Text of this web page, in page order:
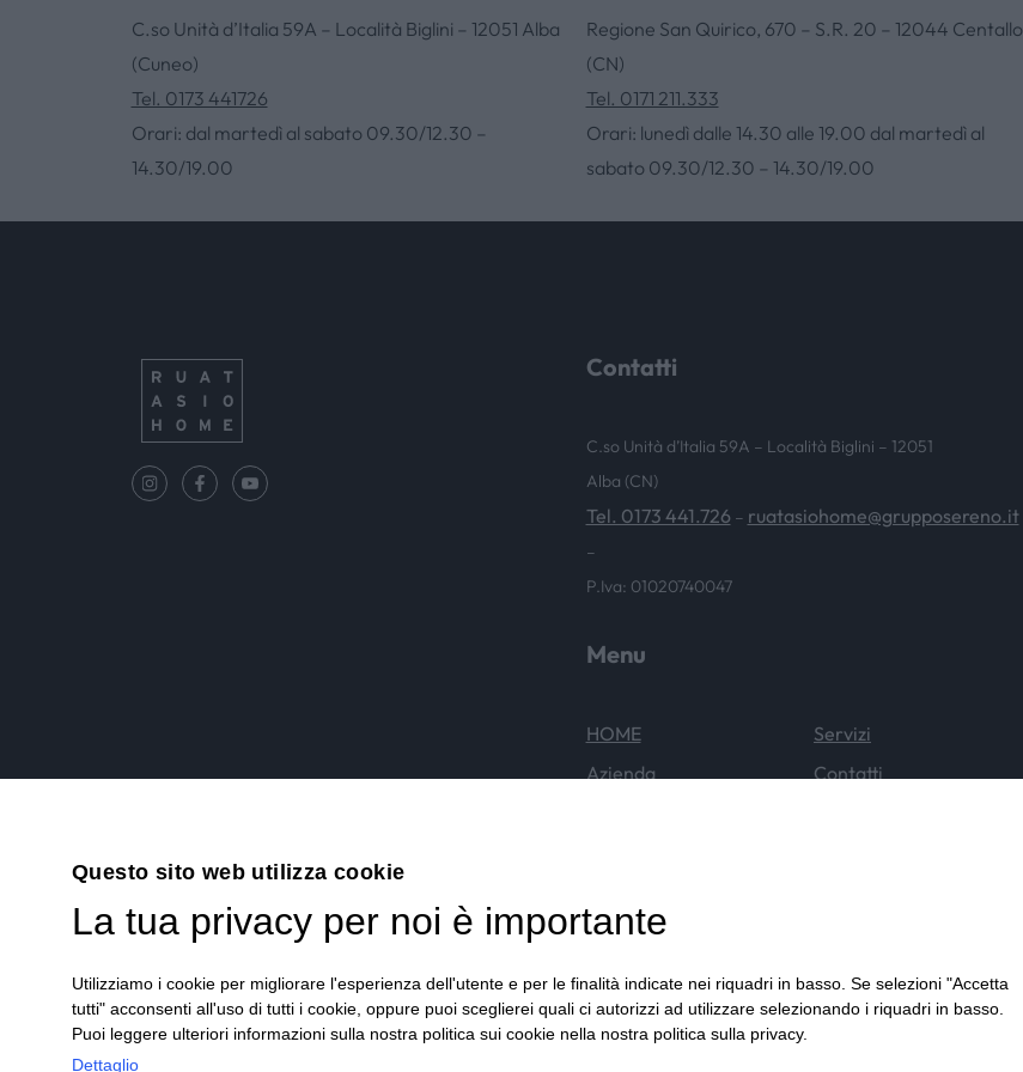
C.so Unità d’Italia 59A – Località Biglini – 12051 Alba
(Cuneo)
Tel. 0173 441726
Orari: dal martedì al sabato 09.30/12.30 –
14.30/19.00
Regione San Quirico, 670 – S.R. 20 – 12044 Centallo
(CN)
Tel. 0171 211.333
Orari: lunedì dalle 14.30 alle 19.00 dal martedì al
sabato 09.30/12.30 – 14.30/19.00
Contatti
C.so Unità d’Italia 59A – Località Biglini – 12051
Alba (CN)
Tel. 0173 441.726 – ruatasiohome@grupposereno.it
–
P.Iva: 01020740047
Menu
HOME
Azienda
Servizi
Contatti
Questo sito web utilizza cookie
La tua privacy per noi è importante
Utilizziamo i cookie per migliorare l'esperienza dell'utente e per le finalità indicate nei riquadri in basso. Se selezioni "Accetta
tutti" acconsenti all'uso di tutti i cookie, oppure puoi sceglierei quali ci autorizzi ad utilizzare selezionando i riquadri in basso.
Puoi leggere ulteriori informazioni sulla nostra politica sui cookie nella nostra politica sulla privacy.
Dettaglio